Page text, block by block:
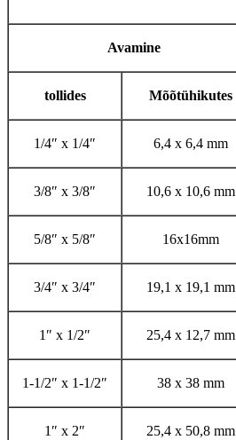
Avamine
tollides Mõõtühikutes
1/4″ x 1/4″ 6,4 x 6,4 mm
3/8″ x 3/8″ 10,6 x 10,6 mm
5/8″ x 5/8″ 16x16mm
3/4″ x 3/4″ 19,1 x 19,1 mm
1″ x 1/2″ 25,4 x 12,7 mm
1-1/2″ x 1-1/2″ 38 x 38 mm
1″ x 2″ 25,4 x 50,8 mm